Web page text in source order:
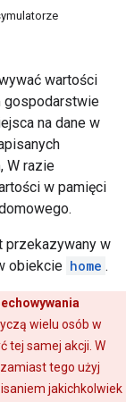
wartości
gospodarstwie
na dane w
W razie
w pamięci
przekazywany w
obiekcie home .
wielu osób w
tej samej akcji. W
tego użyj
jakichkolwiek